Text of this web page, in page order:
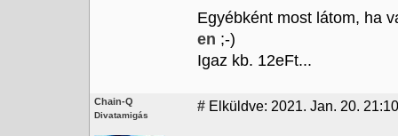
Egyébként most látom, ha
en ;-)
Igaz kb. 12eFt...
Chain-Q
Divatamigás
# Elküldve: 2021. Jan. 20. 21:10